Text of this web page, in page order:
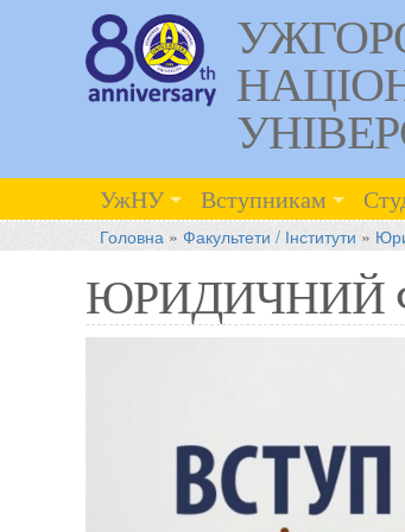
УжНУ Вступникам
Головна » Факультети / Інститути »
ЮРИДИЧНИЙ